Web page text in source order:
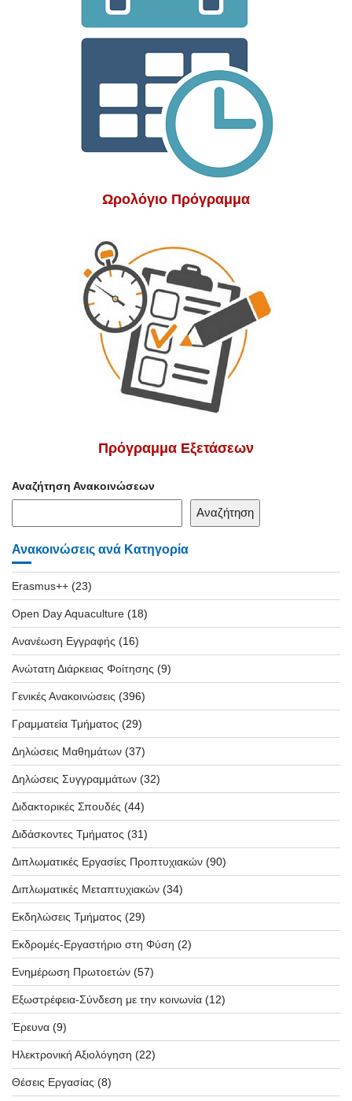
Ωρολόγιο Πρόγραμμα
Πρόγραμμα Εξετάσεων
Αναζήτηση Ανακοινώσεων
Αναζήτηση
Ανακοινώσεις ανά Κατηγορία
Erasmus++ (23)
Open Day Aquaculture (18)
Ανανέωση Εγγραφής (16)
Ανώτατη Διάρκειας Φοίτησης (9)
Γενικές Ανακοινώσεις (396)
Γραμματεία Τμήματος (29)
Δηλώσεις Μαθημάτων (37)
Δηλώσεις Συγγραμμάτων (32)
Διδακτορικές Σπουδές (44)
Διδάσκοντες Τμήματος (31)
Διπλωματικές Εργασίες Προπτυχιακών (90)
Διπλωματικές Μεταπτυχιακών (34)
Εκδηλώσεις Τμήματος (29)
Εκδρομές-Εργαστήριο στη Φύση (2)
Ενημέρωση Πρωτοετών (57)
Εξωστρέφεια-Σύνδεση με την κοινωνία (12)
Έρευνα (9)
Ηλεκτρονική Αξιολόγηση (22)
Θέσεις Εργασίας (8)